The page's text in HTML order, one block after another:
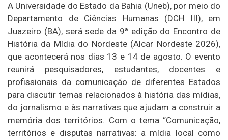
A Universidade do Estado da Bahia (Uneb), por meio do
Departamento de Ciências Humanas (DCH III), em
Juazeiro (BA), será sede da 9ª edição do Encontro de
História da Mídia do Nordeste (Alcar Nordeste 2026),
que acontecerá nos dias 13 e 14 de agosto. O evento
reunirá pesquisadores, estudantes, docentes e
profissionais da comunicação de diferentes Estados
para discutir temas relacionados à história das mídias,
do jornalismo e às narrativas que ajudam a construir a
memória dos territórios. Com o tema “Comunicação,
territórios e disputas narrativas: a mídia local como